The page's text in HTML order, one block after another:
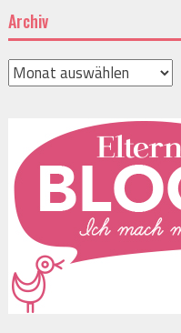
Archiv
Archiv